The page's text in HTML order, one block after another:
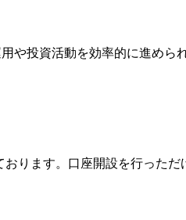
投資活動を効率的に進めら
ります。口座開設を行った